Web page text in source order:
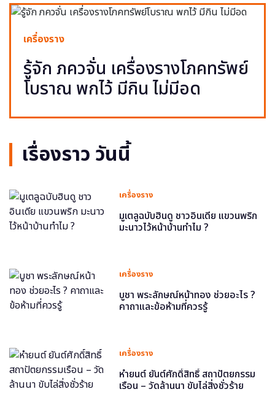
เครื่องราง
รู้จัก ภควจั่น เครื่องรางโภคทรัพย์
โบราณ พกไว้ มีกิน ไม่มีอด
เรื่องราว วันนี้
เครื่องราง
มูเตลูฉบับฮินดู ชาวอินเดีย แขวนพริก
มะนาวไว้หน้าบ้านทำไม ?
เครื่องราง
บูชา พระลักษณ์หน้าทอง ช่วยอะไร ?
คาถาและข้อห้ามที่ควรรู้
เครื่องราง
หำยนต์ ยันต์ศักดิ์สิทธิ์ สถาปัตยกรรม
เรือน – วัดล้านนา ขับไล่สิ่งชั่วร้าย